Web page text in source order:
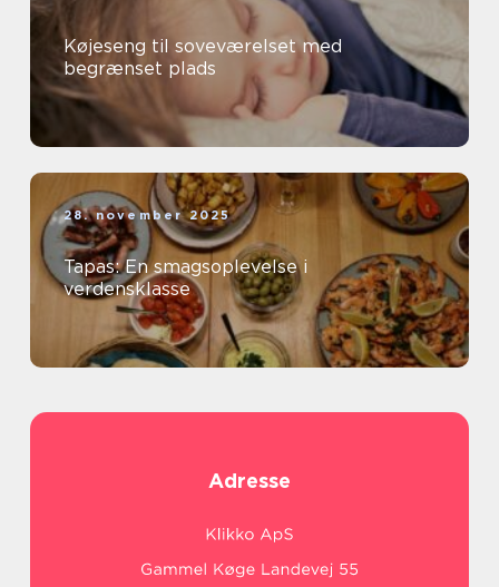
Køjeseng til soveværelset med
begrænset plads
28. november 2025
Tapas: En smagsoplevelse i
verdensklasse
Adresse